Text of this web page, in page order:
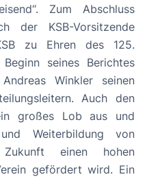
Zum Abschluss
der KSB-Vorsitzende
zu Ehren des 125.
Winkler seinen
Auch den
großes Lob aus und
Weiterbildung von
einen hohen
gefördert wird. Ein